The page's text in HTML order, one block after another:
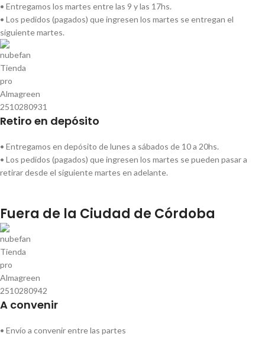
• Entregamos los martes entre las 9 y las 17hs.
• Los pedidos (pagados) que ingresen los martes se entregan el
siguiente martes.
Retiro en depósito
• Entregamos en depósito de lunes a sábados de 10 a 20hs.
• Los pedidos (pagados) que ingresen los martes se pueden pasar a
retirar desde el siguiente martes en adelante.
Fuera de la Ciudad de Córdoba
A convenir
• Envío a convenir entre las partes